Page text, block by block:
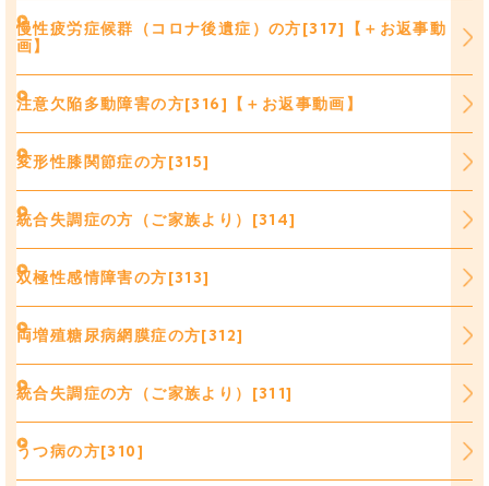
慢性疲労症候群（コロナ後遺症）の方[317]【＋お返事動
画】
注意欠陥多動障害の方[316]【＋お返事動画】
変形性膝関節症の方[315]
統合失調症の方（ご家族より）[314]
双極性感情障害の方[313]
両増殖糖尿病網膜症の方[312]
統合失調症の方（ご家族より）[311]
うつ病の方[310]